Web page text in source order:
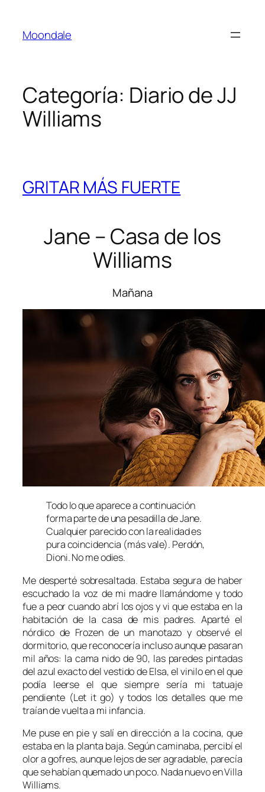
contenido
Moondale
Categoría: Diario de JJ
Williams
GRITAR MÁS FUERTE
Jane – Casa de los
Williams
Mañana
Todo lo que aparece a continuación
forma parte de una pesadilla de Jane.
Cualquier parecido con la realidad es
pura coincidencia (más vale). Perdón,
Dioni. No me odies.
Me desperté sobresaltada. Estaba segura de haber
escuchado la voz de mi madre llamándome y todo
fue a peor cuando abrí los ojos y vi que estaba en la
habitación de la casa de mis padres. Aparté el
nórdico de Frozen de un manotazo y observé el
dormitorio, que reconocería incluso aunque pasaran
mil años: la cama nido de 90, las paredes pintadas
del azul exacto del vestido de Elsa, el vinilo en el que
podía leerse el que siempre sería mi tatuaje
pendiente (Let it go) y todos los detalles que me
traían de vuelta a mi infancia.
Me puse en pie y salí en dirección a la cocina, que
estaba en la planta baja. Según caminaba, percibí el
olor a gofres, aunque lejos de ser agradable, parecía
que se habían quemado un poco. Nada nuevo en Villa
Williams.